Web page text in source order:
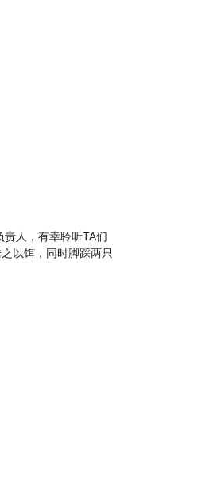
人，有幸聆听TA们
以饵，同时脚踩两只